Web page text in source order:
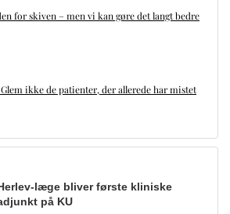
for skiven – men vi kan gøre det langt bedre
ikke de patienter, der allerede har mistet
læge bliver første kliniske
på KU